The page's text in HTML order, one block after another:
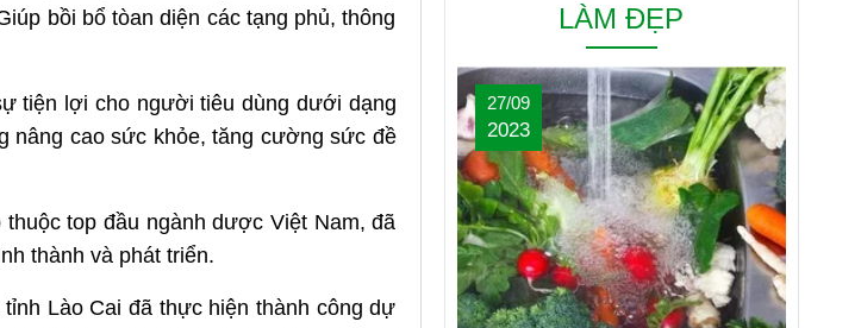
bồi bổ tòan diện các tạng phủ, thông
tiện lợi cho người tiêu dùng dưới dạng
nâng cao sức khỏe, tăng cường sức đề
top đầu ngành dược Việt Nam, đã
thành và phát triển.
Lào Cai đã thực hiện thành công dự
LÀM ĐẸP
27/09
2023